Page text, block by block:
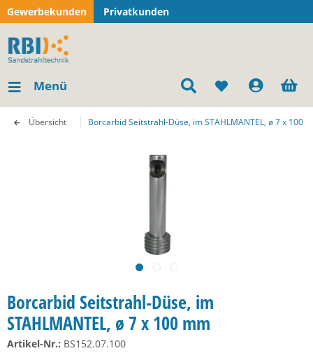
Gewerbekunden Privatkunden
Menü
Übersicht Borcarbid Seitstrahl-Düse, im STAHLMANTEL, ø 7 x 100
Borcarbid Seitstrahl-Düse, im
STAHLMANTEL, ø 7 x 100 mm
Artikel-Nr.: BS152.07.100